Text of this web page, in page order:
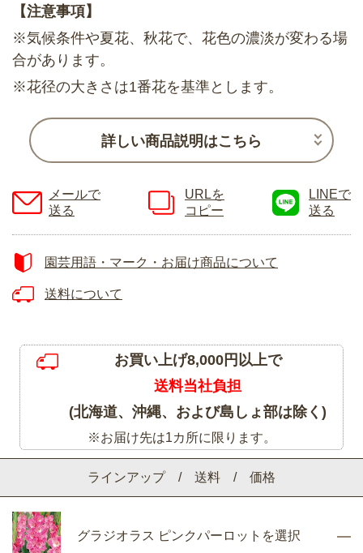
ラインアップ / 送料 / 価格
グラジオラス ピンクパーロットを選択
【注意事項】
※気候条件や夏花、秋花で、花色の濃淡が変わる場
合があります。
※花径の大きさは1番花を基準とします。
詳しい商品説明はこちら
メールで
送る
URLを
コピー
LINEで
送る
園芸用語・マーク・お届け商品について
送料について
お買い上げ8,000円以上で
送料当社負担
(北海道、沖縄、および島しょ部は除く)
※お届け先は1カ所に限ります。